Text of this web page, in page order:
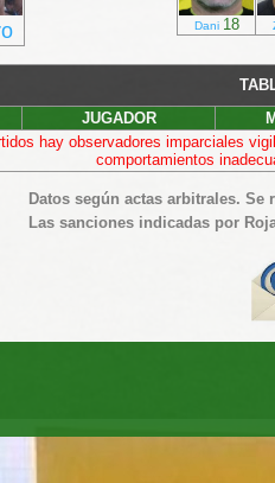
Dani 18
JUGADOR
hay observadores imparciales
comportamientos
Datos según actas arbitrales.
Las sanciones indicadas por